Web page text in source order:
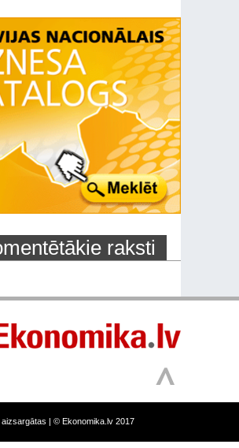
raksti
| © Ekonomika.lv 2017